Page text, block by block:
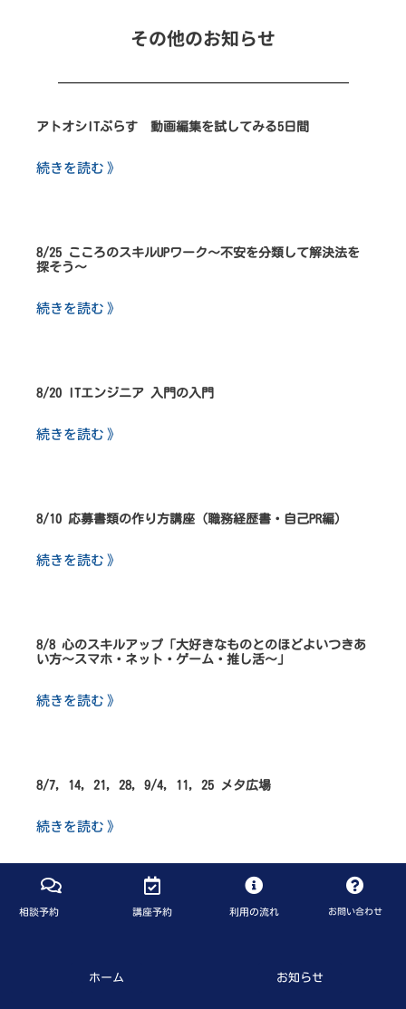
その他のお知らせ
アトオシITぷらす 動画編集を試してみる5日間
続きを読む 》
8/25 こころのスキルUPワーク～不安を分類して解決法を
探そう～
続きを読む 》
8/20 ITエンジニア 入門の入門
続きを読む 》
8/10 応募書類の作り方講座（職務経歴書・自己PR編）
続きを読む 》
8/8 心のスキルアップ「大好きなものとのほどよいつきあ
い方～スマホ・ネット・ゲーム・推し活～」
続きを読む 》
8/7, 14, 21, 28, 9/4, 11, 25 メタ広場
続きを読む 》
相談予約 講座予約 利用の流れ お問い合わせ
ホーム お知らせ